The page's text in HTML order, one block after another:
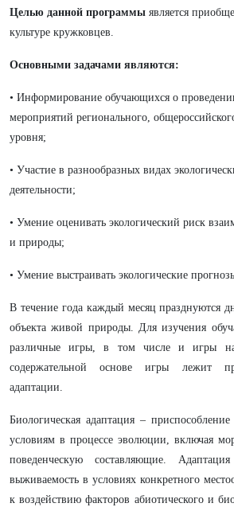
Целью данной программы является
культуре кружковцев.
Основными задачами являются:
• Информирование обучающихся о
мероприятий регионального,
уровня;
• Участие в разнообразных видах
деятельности;
• Умение оценивать экологический риск
и природы;
• Умение выстраивать экологические
В течение года каждый месяц празднуются
объекта живой природы. Для изучения
различные игры, в том числе и игры
содержательной основе игры лежит
адаптации.
Биологическая адаптация –
условиям в процессе эволюции, включая
поведенческую составляющие.
выживаемость в условиях конкретного
к воздействию факторов абиотического и